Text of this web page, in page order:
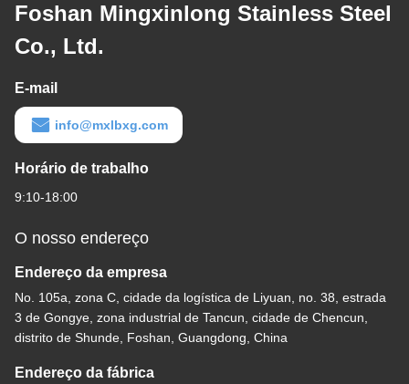
Foshan Mingxinlong Stainless Steel
Co., Ltd.
E-mail
info@mxlbxg.com
Horário de trabalho
9:10-18:00
O nosso endereço
Endereço da empresa
No. 105a, zona C, cidade da logística de Liyuan, no. 38, estrada
3 de Gongye, zona industrial de Tancun, cidade de Chencun,
distrito de Shunde, Foshan, Guangdong, China
Endereço da fábrica